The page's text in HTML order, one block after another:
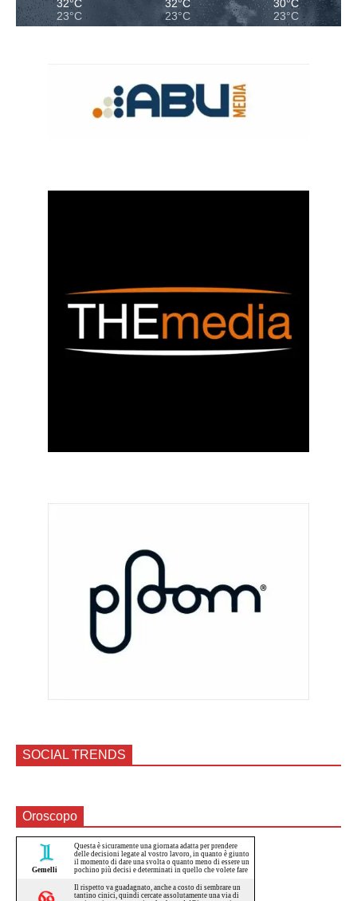
32°C
23°C
32°C
23°C
30°C
23°C
SOCIAL TRENDS
Oroscopo